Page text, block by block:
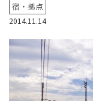
宿・拠点
2014.11.14